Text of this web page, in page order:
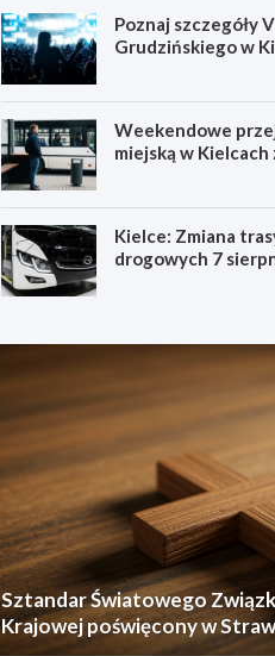
Poznaj szczegóły
Grudzińskiego w
Weekendowe
miejską w Kielcach
Kielce: Zmiana
drogowych 7
Sztandar Światowego
Krajowej poświęcony w